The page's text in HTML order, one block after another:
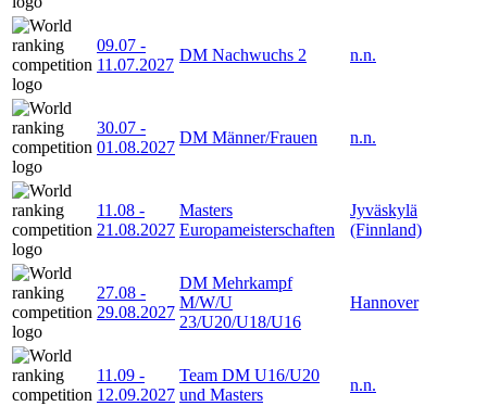
09.07 -
11.07.2027
DM Nachwuchs 2 n.n.
30.07 -
01.08.2027
DM Männer/Frauen n.n.
11.08 -
21.08.2027
Masters
Europameisterschaften
Jyväskylä
(Finnland)
27.08 -
29.08.2027
DM Mehrkampf
M/W/U
23/U20/U18/U16
Hannover
11.09 -
12.09.2027
Team DM U16/U20
und Masters
n.n.